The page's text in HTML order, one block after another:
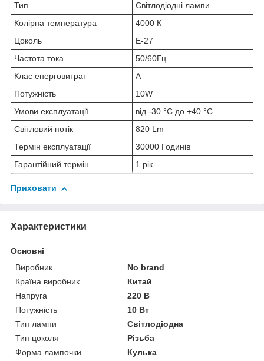
Тип
Світлодіодні лампи
Колірна температура
4000 К
Цоколь
E-27
Частота тока
50/60Гц
Клас енерговитрат
А
Потужність
10W
Умови експлуатації
від -30 °C до +40 °C
Світловий потік
820 Lm
Термін експлуатації
30000 Годинів
Гарантійний термін
1 рік
Приховати
Характеристики
Основні
Виробник
No brand
Країна виробник
Китай
Напруга
220 В
Потужність
10 Вт
Тип лампи
Світлодіодна
Тип цоколя
Різьба
Форма лампочки
Кулька